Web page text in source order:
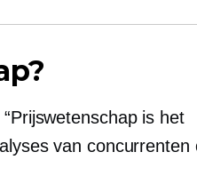
is het
van concurrenten